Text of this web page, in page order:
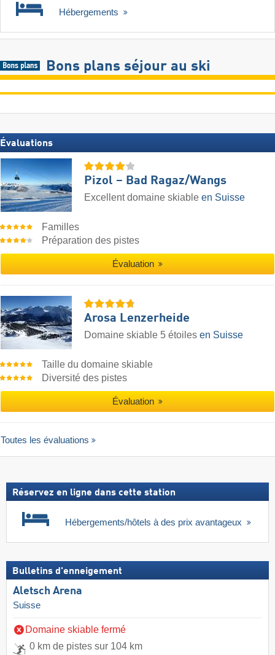
Hébergements
Bons plans séjour au ski
Évaluations
Pizol – Bad Ragaz/​Wangs
Excellent domaine skiable en Suisse
Familles
Préparation des pistes
Évaluation
Arosa Lenzerheide
Domaine skiable 5 étoiles en Suisse
Taille du domaine skiable
Diversité des pistes
Évaluation
Toutes les évaluations
Réservez en ligne dans cette station
Hébergements/hôtels à des prix avantageux
Bulletins d'enneigement
Aletsch Arena
Suisse
Domaine skiable fermé
0 km de pistes sur 104 km